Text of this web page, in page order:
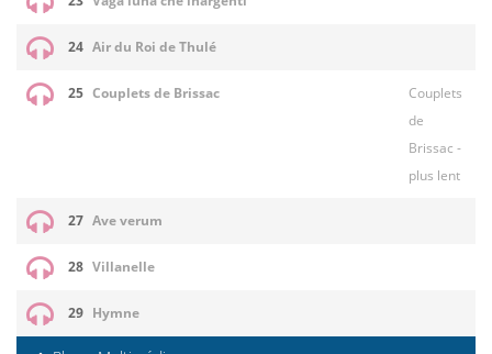
24 Air du Roi de Thulé
25 Couplets de Brissac
Couplets
de
Brissac -
plus lent
27 Ave verum
28 Villanelle
29 Hymne